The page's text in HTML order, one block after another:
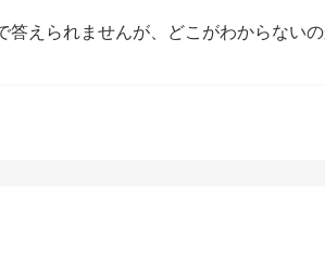
答えられませんが、どこがわからない